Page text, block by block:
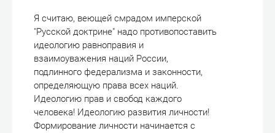
Я считаю, веющей смрадом имперской
"Русской доктрине" надо противопоставить
идеологию равноправия и
взаимоуважения наций России,
подлинного федерализма и законности,
определяющую права всех наций.
Идеологию прав и свобод каждого
человека! Идеологию развития личности!
Формирование личности начинается с